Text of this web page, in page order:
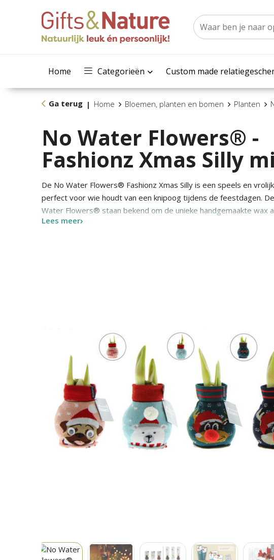
Home Categorieën Custom made
Ga terug | Home Bloemen, planten en bomen Planten
No Water Flowers® -
Fashionz Xmas Silly
De No Water Flowers® Fashionz Xmas Silly is een speels en
perfect voor wie houdt van een knipoog tijdens de feestdagen.
Water Flowers® staan bekend om de unieke handgemaakte wax
Deze speciaal geselecteerde en geteste amaryllisbollen hebben
om zonder water te groeien en te bloeien. Authentieke No Water
vrij korte bloemstelen, vallen niet om en bloeien gegarandeerd.
Flowers® wordt zorgvuldig schoongemaakt en tot in perfectie
achterkaart in de geschenkverpakking of een los kaartje. Zo kun
boodschap, logo of slogan toevoegen aan de verpakking. Het
gepersonaliseerde No Water Flowers® versterkt het gevoel van
waardering, perfect als stijlvol geschenk voor personeel of
Flowers® zijn een uniek groeiend en bloeiend geschenk, perfect
ontvangen.
Alle No Water Flowers® zijn voorzien van een metalen steun
amaryllis neergezet kan worden en deze altijd stabiel blijft staan.
Water Flowers® zijn makkelijk te herkennen aan het label die aan
Water Flowers® zijn alleen beschikbaar van september tot en
Heeft u vragen over dit product, de gewenste personalisatie of
Lees meer